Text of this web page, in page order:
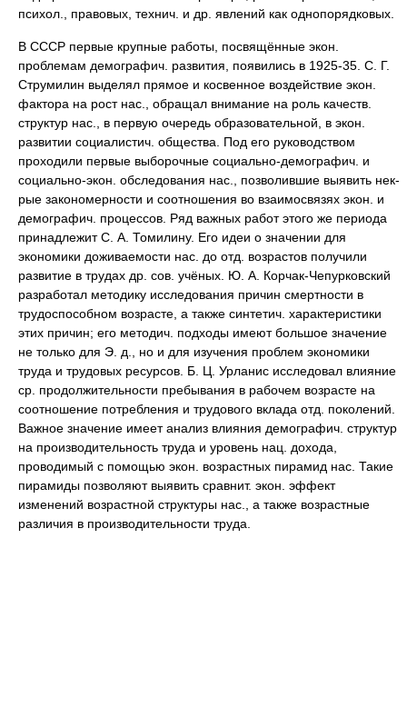
психол., правовых, технич. и др. явлений как однопорядковых.
В СССР первые крупные работы, посвящённые экон.
проблемам демографич. развития, появились в 1925-35. С. Г.
Струмилин выделял прямое и косвенное воздействие экон.
фактора на рост нас., обращал внимание на роль качеств.
структур нас., в первую очередь образовательной, в экон.
развитии социалистич. общества. Под его руководством
проходили первые выборочные социально-демографич. и
социально-экон. обследования нас., позволившие выявить нек-
рые закономерности и соотношения во взаимосвязях экон. и
демографич. процессов. Ряд важных работ этого же периода
принадлежит С. А. Томилину. Его идеи о значении для
экономики доживаемости нас. до отд. возрастов получили
развитие в трудах др. сов. учёных. Ю. А. Корчак-Чепурковский
разработал методику исследования причин смертности в
трудоспособном возрасте, а также синтетич. характеристики
этих причин; его методич. подходы имеют большое значение
не только для Э. д., но и для изучения проблем экономики
труда и трудовых ресурсов. Б. Ц. Урланис исследовал влияние
ср. продолжительности пребывания в рабочем возрасте на
соотношение потребления и трудового вклада отд. поколений.
Важное значение имеет анализ влияния демографич. структур
на производительность труда и уровень нац. дохода,
проводимый с помощью экон. возрастных пирамид нас. Такие
пирамиды позволяют выявить сравнит. экон. эффект
изменений возрастной структуры нас., а также возрастные
различия в производительности труда.